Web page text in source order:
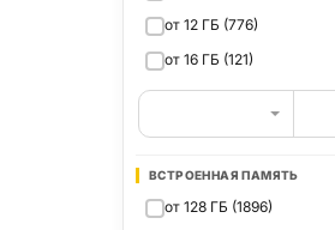
от 12 ГБ (776)
от 16 ГБ (121)
ВСТРОЕННАЯ ПАМЯТЬ
от 128 ГБ (1896)